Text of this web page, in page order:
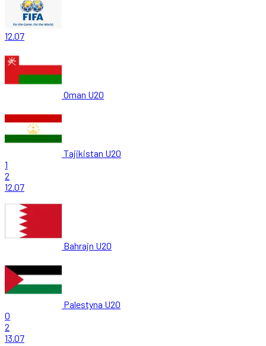
12.07
Oman U20
Tajikistan U20
1
2
12.07
Bahrajn U20
Palestyna U20
0
2
13.07